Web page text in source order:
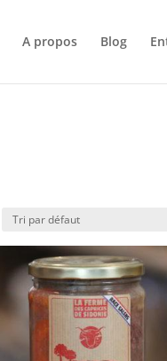
A propos Blog